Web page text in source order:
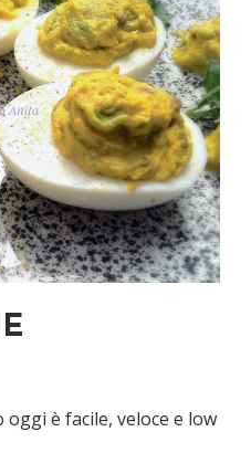
è facile, veloce e low